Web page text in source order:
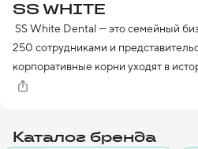
SS WHITE
250 сотрудниками и
корпоративные корни уходят в
Уайта, который начал свою карьеру
Компания с гордостью носит имя
Каталог бренда